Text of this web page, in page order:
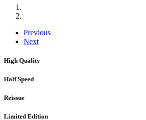
Previous
Next
High Quality
Half Speed
Reissue
Limited Edition